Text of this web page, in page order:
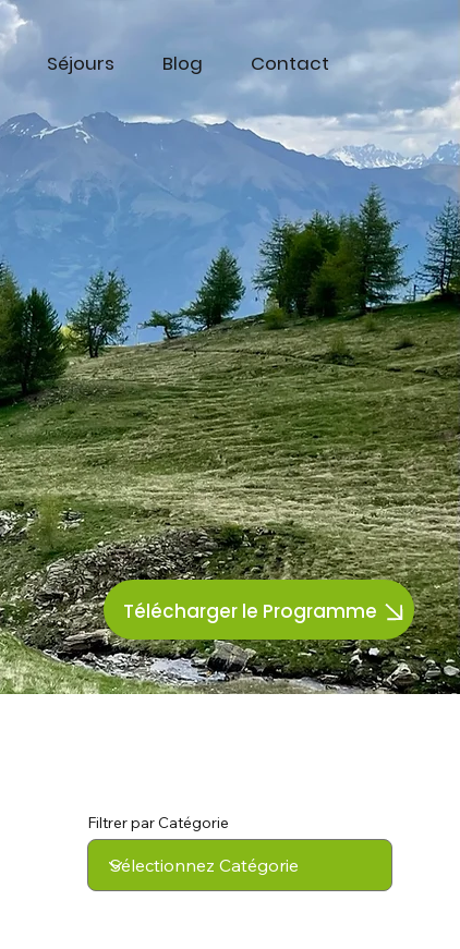
Séjours Blog Contact
Télécharger le Programme
Filtrer par Catégorie